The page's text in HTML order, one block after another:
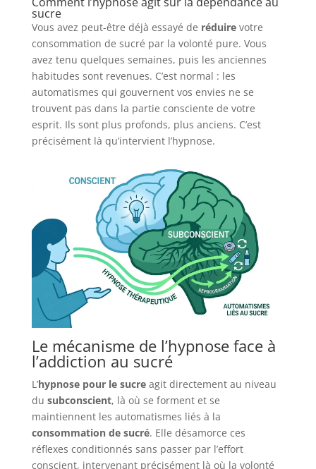
sucre
Vous avez peut-être déjà essayé de réduirevotre
consommation de sucré par la volonté pure. Vous
avez tenu quelques semaines, puis les anciennes
habitudes sont revenues. C’est normal : les
automatismes qui gouvernent vos envies ne se
trouvent pas dans la partie consciente de votre
esprit. Ils sont plus profonds, plus anciens. C’est
précisément là qu’intervient l’hypnose.
Le mécanisme de l’hypnose face à
l’addiction au sucré
L’hypnose pour le sucreagit directement au niveau
du subconscient, là où se forment et se
maintiennent les automatismes liés à la
consommation de sucré. Elle désamorce ces
réflexes conditionnés sans passer par l’effort
conscient, intervenant précisément là où la volonté